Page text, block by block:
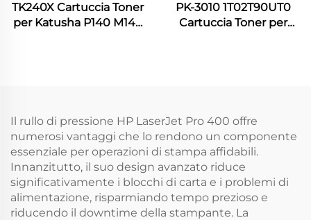
TK240X Cartuccia Toner
per Katusha P140 M140
PK-3010 1T02T90UT0
Cartuccia Toner per
Il rullo di pressione HP LaserJet Pro 400 offre
numerosi vantaggi che lo rendono un componente
essenziale per operazioni di stampa affidabili.
Innanzitutto, il suo design avanzato riduce
significativamente i blocchi di carta e i problemi di
alimentazione, risparmiando tempo prezioso e
riducendo il downtime della stampante. La